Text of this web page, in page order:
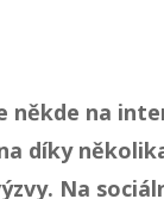
někde na
díky
Na